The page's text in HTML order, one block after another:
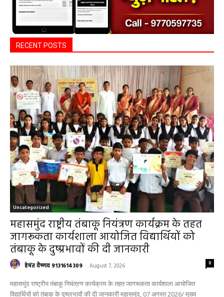
RECENT POSTS
Uncategorized
महासमुंद राष्ट्रीय तंबाकू नियंत्रण कार्यक्रम के तहत
जागरूकता कार्यशाला आयोजित विद्यार्थियों को